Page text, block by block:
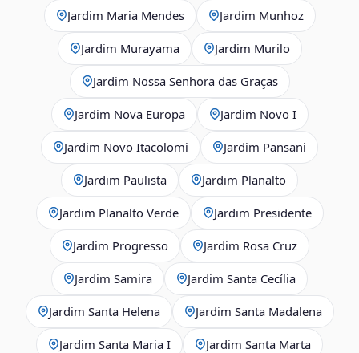
Jardim Maria Mendes Jardim Munhoz
Jardim Murayama Jardim Murilo
Jardim Nossa Senhora das Graças
Jardim Nova Europa Jardim Novo I
Jardim Novo Itacolomi Jardim Pansani
Jardim Paulista Jardim Planalto
Jardim Planalto Verde Jardim Presidente
Jardim Progresso Jardim Rosa Cruz
Jardim Samira Jardim Santa Cecília
Jardim Santa Helena Jardim Santa Madalena
Jardim Santa Maria I Jardim Santa Marta